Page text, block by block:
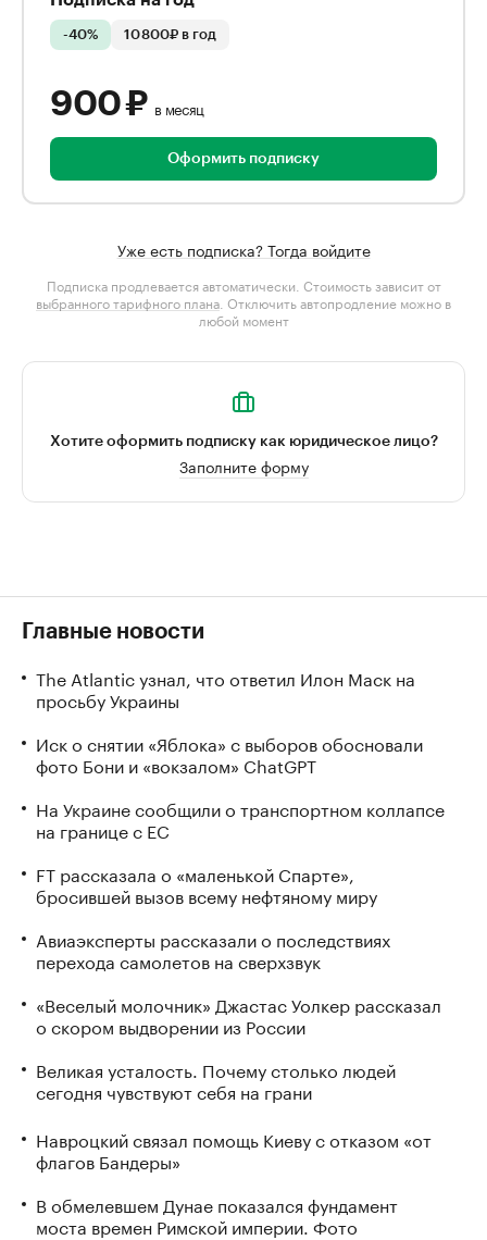
-40% 10 800₽ в год
900 ₽ в месяц
Оформить подписку
Уже есть подписка? Тогда войдите
Подписка продлевается автоматически. Стоимость зависит от
выбранного тарифного плана . Отключить автопродление можно в
любой момент
Хотите оформить подписку как юридическое лицо?
Заполните форму
Главные новости
The Atlantic узнал, что ответил Илон Маск на
просьбу Украины
Иск о снятии «Яблока» с выборов обосновали
фото Бони и «вокзалом» ChatGPT
На Украине сообщили о транспортном коллапсе
на границе с ЕС
FT рассказала о «маленькой Спарте»,
бросившей вызов всему нефтяному миру
Авиаэксперты рассказали о последствиях
перехода самолетов на сверхзвук
«Веселый молочник» Джастас Уолкер рассказал
о скором выдворении из России
Великая усталость. Почему столько людей
сегодня чувствуют себя на грани
Навроцкий связал помощь Киеву с отказом «от
флагов Бандеры»
В обмелевшем Дунае показался фундамент
моста времен Римской империи. Фото